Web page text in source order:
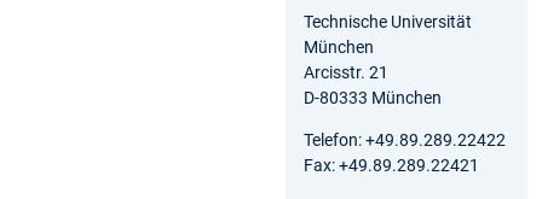
Technische Universität
München
Arcisstr. 21
D-80333 München
Telefon: +49.89.289.22422
Fax: +49.89.289.22421